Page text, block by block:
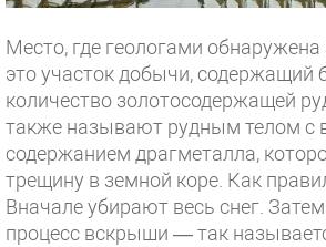
Место, где геологами
это участок добычи, содержащий
количество золотосодержащей
также называют рудным телом с
содержанием драгметалла,
трещину в земной коре. Как
Вначале убирают весь снег.
процесс вскрыши — так